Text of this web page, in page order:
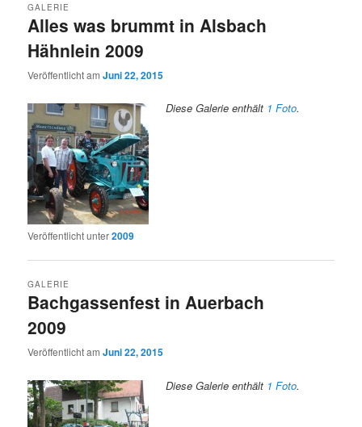
Alles was brummt in Alsbach
Hähnlein 2009
GALERIE
Veröffentlicht amJuni 22, 2015
Diese Galerie enthält 1 Foto.
Veröffentlicht unter2009
Bachgassenfest in Auerbach
2009
GALERIE
Veröffentlicht amJuni 22, 2015
Diese Galerie enthält 1 Foto.